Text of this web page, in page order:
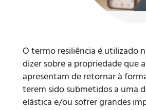
O termo resiliência é utilizado
dizer sobre a propriedade que
apresentam de retornar à
terem sido submetidos a uma
elástica e/ou sofrer grandes